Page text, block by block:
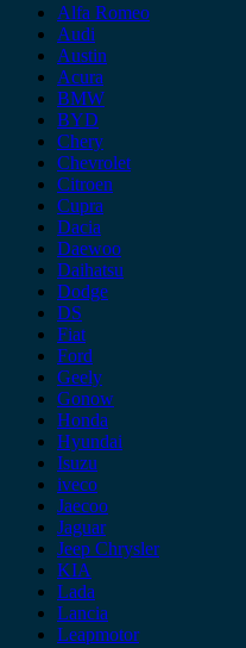
Alfa Romeo
Audi
Austin
Acura
BMW
BYD
Chery
Chevrolet
Citroen
Cupra
Dacia
Daewoo
Daihatsu
Dodge
DS
Fiat
Ford
Geely
Gonow
Honda
Hyundai
Isuzu
iveco
Jaecoo
Jaguar
Jeep Chrysler
KIA
Lada
Lancia
Leapmotor